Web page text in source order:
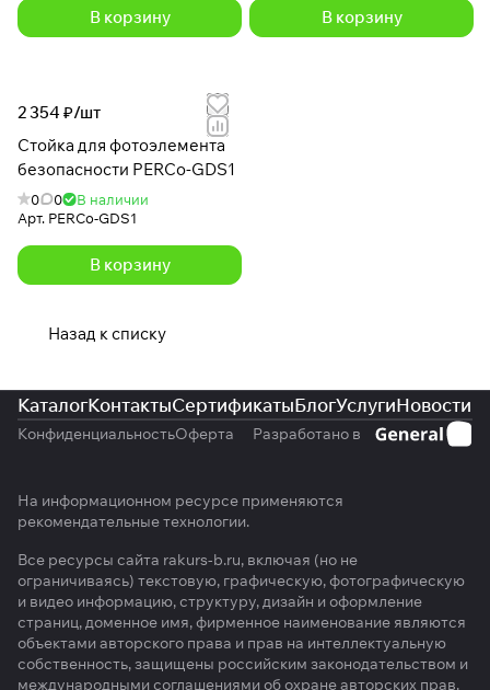
В корзину В корзину
2 354 ₽/шт
Стойка для фотоэлемента
безопасности PERCo-GDS1
0 0
В наличии
Арт. PERCo-GDS1
В корзину
Назад к списку
КаталогКонтактыСертификатыБлогУслугиНовости
КонфиденциальностьОферта Разработано в
На информационном ресурсе применяются
рекомендательные технологии.
Все ресурсы сайта rakurs-b.ru, включая (но не
ограничиваясь) текстовую, графическую, фотографическую
и видео информацию, структуру, дизайн и оформление
страниц, доменное имя, фирменное наименование являются
объектами авторского права и прав на интеллектуальную
собственность, защищены российским законодательством и
международными соглашениями об охране авторских прав.